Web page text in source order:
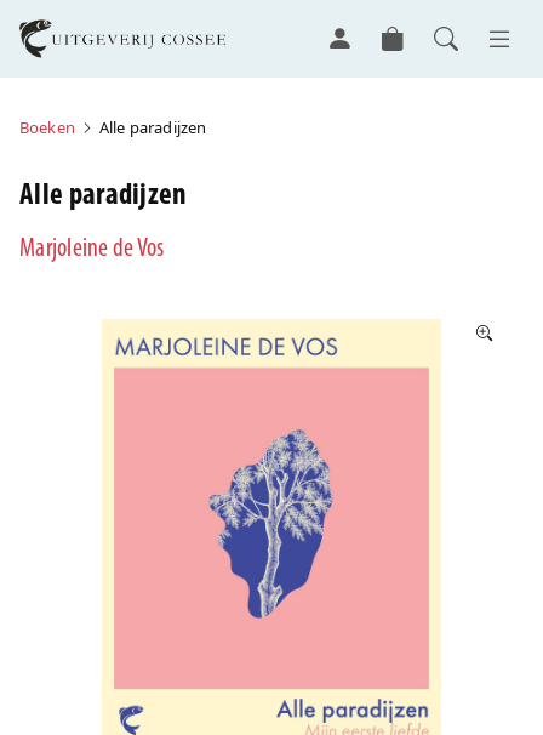
Boeken Alle paradijzen
Alle paradijzen
Marjoleine de Vos